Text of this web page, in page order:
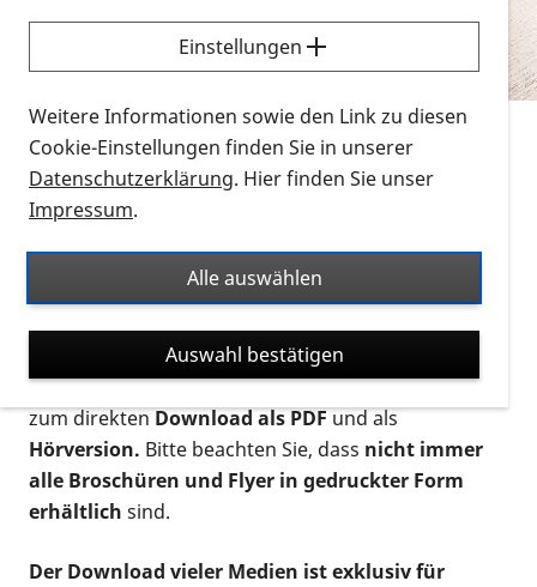
Sie möchten wissen, wie Sie nach Infonmaterial
suchen und dieses bestellen bzw. herunterladen
können? Schauen Sie sich dieErklärvideos zum
Thema Infomaterial auf der PRO RETINA-Website
für blinde und sehbehinderte Menschen an.
Auf dieser Seite finden Sie sämtliches Infomaterial
Ort. Nutzen Sie den Formatfilter, um ausschließlich
nach Flyern und Broschüren, Audios oder Videos zu
suchen. Die meisten Flyer und Broschüren werden in
verschiedenen Formaten angeboten: zur
postalischen Bestellung als gedruckte Variante
zum direktenDownload als PDFund als
Hörversion. Bitte beachten Sie, dass nicht immer
alle Broschüren und Flyer in gedruckter Form
erhältlich sind.
Der Download vieler Medien ist exklusiv für
Einstellungen
Weitere Informationen sowie den Link zu diesen
Cookie-Einstellungen finden Sie in unserer
Datenschutzerklärung. Hier finden Sie unser
Impressum.
Alle auswählen
Auswahl bestätigen